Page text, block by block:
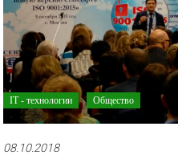
IT - технологии Общество
08.10.2018